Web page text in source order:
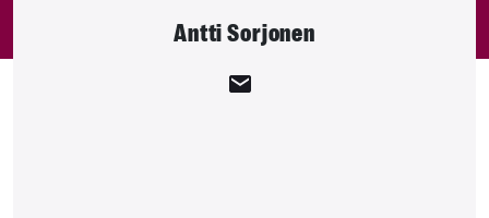
Antti Sorjonen